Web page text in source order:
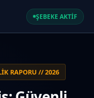
ŞEBEKE AKTİF
RAPORU // 2026